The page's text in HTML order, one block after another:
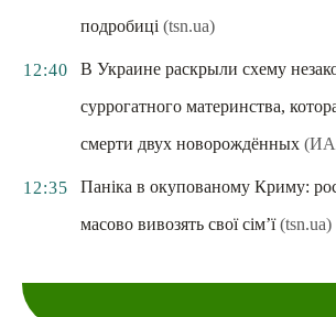
подробиці (tsn.ua)
12:40
В Украине раскрыли схему
суррогатного материнства,
смерти двух новорождённых
12:35
Паніка в окупованому Криму:
масово вивозять свої сім’ї (tsn.ua)